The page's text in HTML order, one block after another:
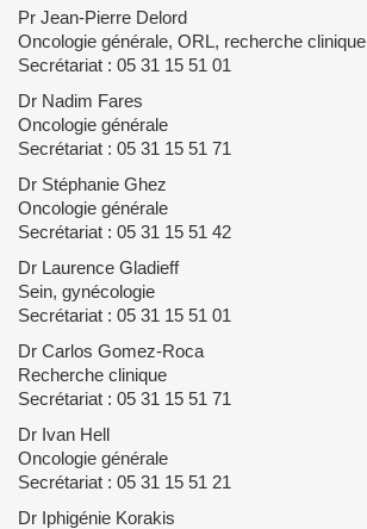
Pr Jean-Pierre Delord
Oncologie générale, ORL, recherche clinique
Secrétariat : 05 31 15 51 01
Dr Nadim Fares
Oncologie générale
Secrétariat : 05 31 15 51 71
Dr Stéphanie Ghez
Oncologie générale
Secrétariat : 05 31 15 51 42
Dr Laurence Gladieff
Sein, gynécologie
Secrétariat : 05 31 15 51 01
Dr Carlos Gomez-Roca
Recherche clinique
Secrétariat : 05 31 15 51 71
Dr Ivan Hell
Oncologie générale
Secrétariat : 05 31 15 51 21
Dr Iphigénie Korakis